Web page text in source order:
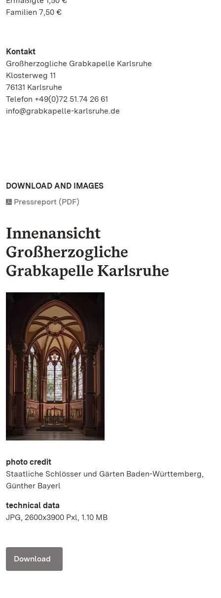
Familien 7,50 €
Kontakt
Großherzogliche Grabkapelle Karlsruhe
Klosterweg 11
76131 Karlsruhe
Telefon +49(0)72 51.74 26 61
info@grabkapelle-karlsruhe.de
DOWNLOAD AND IMAGES
Pressreport (PDF)
Innenansicht
Großherzogliche
Grabkapelle Karlsruhe
photo credit
Staatliche Schlösser und Gärten Baden-Württemberg,
Günther Bayerl
technical data
JPG, 2600x3900 Pxl, 1.10 MB
Download